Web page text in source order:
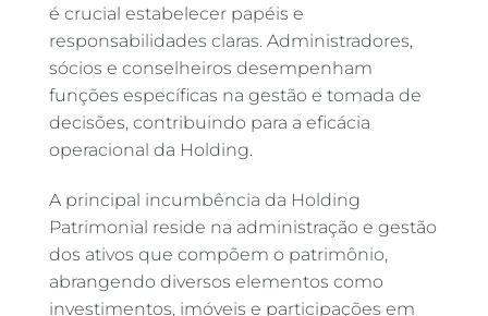
é crucial estabelecer papéis e
responsabilidades claras. Administradores,
sócios e conselheiros desempenham
funções específicas na gestão e tomada de
decisões, contribuindo para a eficácia
operacional da Holding.
A principal incumbência da Holding
Patrimonial reside na administração e gestão
dos ativos que compõem o patrimônio,
abrangendo diversos elementos como
investimentos, imóveis e participações em